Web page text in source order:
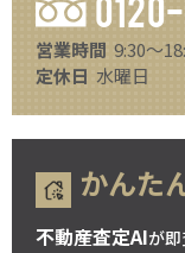
営業時間 9:30～
定休日 水曜日
かんた
不動産査定AIが